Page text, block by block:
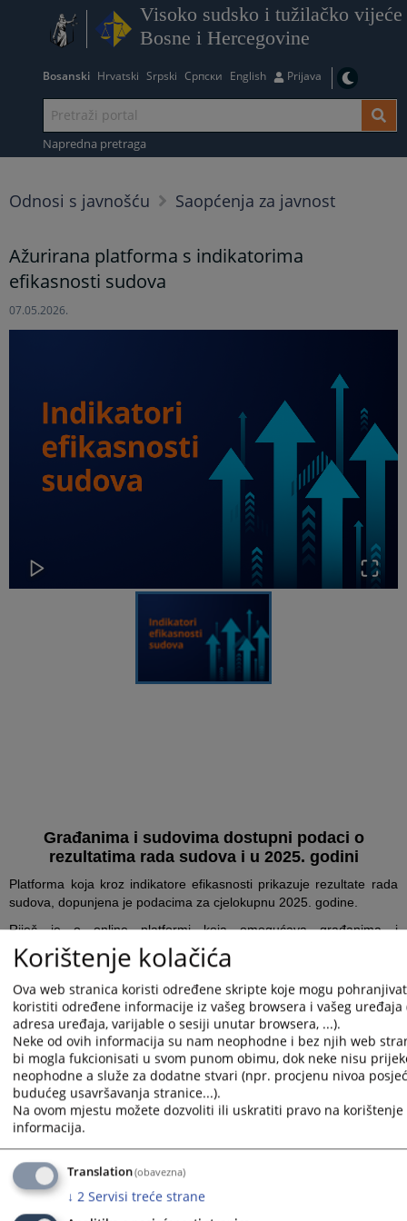
Visoko sudsko i tužilačko vijeće
Bosne i Hercegovine
Bosanski Hrvatski Srpski Српски English Prijava
Napredna pretraga
Odnosi s javnošću Saopćenja za javnost
Ažurirana platforma s indikatorima
efikasnosti sudova
07.05.2026.
Građanima i sudovima dostupni podaci o
rezultatima rada sudova i u 2025. godini
Platforma koja kroz indikatore efikasnosti prikazuje rezultate rada
sudova, dopunjena je podacima za cjelokupnu 2025. godine.
Riječ je o online platformi koja omogućava građanima i
pravosudnim institucijama jednostavan i jasan uvid u rad sudova u
BiH, a koja je rezultat razvoja jedinstvene metodologije za praćenje
efikasnosti rada sudova, koju je izradilo Visoko sudsko i tužilačko
vijeće Bosne i Hercegovine.
Na ovaj način građanima i sudovima, putem pravosudnog web-
portala, omogućen uvid u osam ključnih indikatora koji se koriste za
praćenje rada sudova: koeficijent protoka, vrijeme potrebno za
rješavanje predmeta, odnos trajanja riješenih i neriješenih
predmeta procenat realizacije plana rješavanja predmeta,
kolektivna norma suda, trošak predmeta, statistički kvalitet te broj
nosilaca pravosudih funkcija.
Cilj je unaprijediti transparentnost rada pravosuđa te povećati
odgovornost sudova prema građanima.
Korištenje kolačića
Ova web stranica koristi određene skripte koje mogu
koristiti određene informacije iz vašeg browsera i vašeg uređaja
adresa uređaja, varijable o sesiji unutar browsera, ...).
Neke od ovih informacija su nam neophodne i bez njih web
bi mogla fukcionisati u svom punom obimu, dok neke nisu
neophodne a služe za dodatne stvari (npr. procjenu nivoa
budućeg usavršavanja stranice...).
Na ovom mjestu možete dozvoliti ili uskratiti pravo na
informacija.
Translation(obavezna)
↓ 2 Servisi treće strane